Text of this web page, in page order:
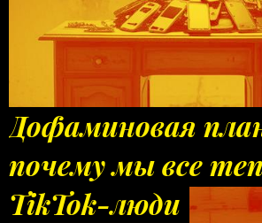
Дофаминовая
почему мы все
TikTok-люди